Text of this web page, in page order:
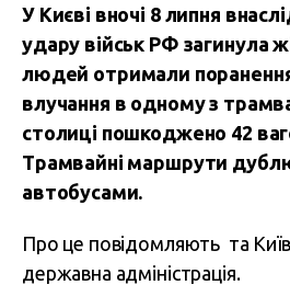
У Києві вночі 8 липня
удару військ РФ загинула
людей отримали
влучання в одному з
столиці пошкоджено 42
Трамвайні маршрути
автобусами.
Про це повідомляють та
державна адміністрація.